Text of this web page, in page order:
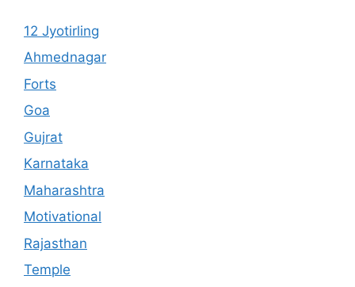
12 Jyotirling
Ahmednagar
Forts
Goa
Gujrat
Karnataka
Maharashtra
Motivational
Rajasthan
Temple